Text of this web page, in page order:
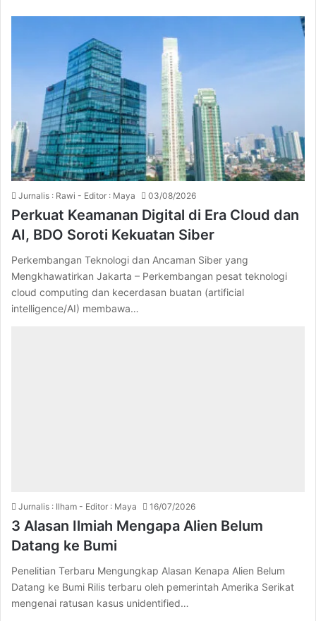
Jurnalis : Rawi - Editor : Maya 03/08/2026
Perkuat Keamanan Digital di Era Cloud dan
AI, BDO Soroti Kekuatan Siber
Perkembangan Teknologi dan Ancaman Siber yang
Mengkhawatirkan Jakarta – Perkembangan pesat teknologi
cloud computing dan kecerdasan buatan (artificial
intelligence/AI) membawa…
Jurnalis : Ilham - Editor : Maya 16/07/2026
3 Alasan Ilmiah Mengapa Alien Belum
Datang ke Bumi
Penelitian Terbaru Mengungkap Alasan Kenapa Alien Belum
Datang ke Bumi Rilis terbaru oleh pemerintah Amerika Serikat
mengenai ratusan kasus unidentified…